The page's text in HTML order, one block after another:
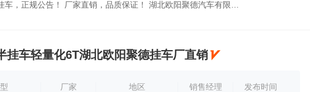
挂车轻量化6T湖北欧阳聚德挂车厂直销
厂家
地区
销售经理
发布时间